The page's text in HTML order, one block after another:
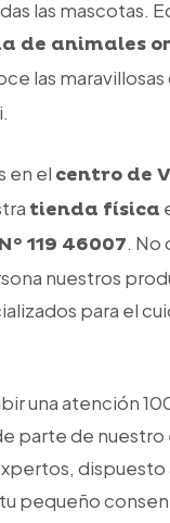
las mascotas.
de animales
las
en el centro de
tienda física
119 46007. No
nuestros
para el
una atención
parte de
dispuesto
pequeño